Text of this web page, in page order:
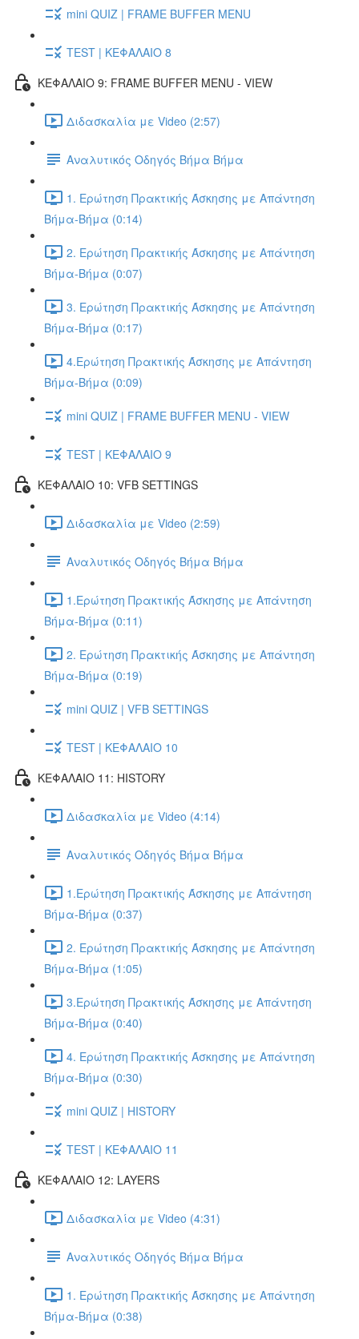
mini QUIZ | FRAME BUFFER MENU
TEST | ΚΕΦΑΛΑΙΟ 8
ΚΕΦΑΛΑΙΟ 9: FRAME BUFFER MENU - VIEW
Διδασκαλία με Video (2:57)
Αναλυτικός Οδηγός Βήμα Βήμα
1. Ερώτηση Πρακτικής Άσκησης με Απάντηση
Βήμα-Βήμα (0:14)
2. Ερώτηση Πρακτικής Άσκησης με Απάντηση
Βήμα-Βήμα (0:07)
3. Ερώτηση Πρακτικής Άσκησης με Απάντηση
Βήμα-Βήμα (0:17)
4.Ερώτηση Πρακτικής Άσκησης με Απάντηση
Βήμα-Βήμα (0:09)
mini QUIZ | FRAME BUFFER MENU - VIEW
TEST | ΚΕΦΑΛΑΙΟ 9
ΚΕΦΑΛΑΙΟ 10: VFB SETTINGS
Διδασκαλία με Video (2:59)
Αναλυτικός Οδηγός Βήμα Βήμα
1.Ερώτηση Πρακτικής Άσκησης με Απάντηση
Βήμα-Βήμα (0:11)
2. Ερώτηση Πρακτικής Άσκησης με Απάντηση
Βήμα-Βήμα (0:19)
mini QUIZ | VFB SETTINGS
TEST | ΚΕΦΑΛΑΙΟ 10
ΚΕΦΑΛΑΙΟ 11: HISTORY
Διδασκαλία με Video (4:14)
Αναλυτικός Οδηγός Βήμα Βήμα
1.Ερώτηση Πρακτικής Άσκησης με Απάντηση
Βήμα-Βήμα (0:37)
2. Ερώτηση Πρακτικής Άσκησης με Απάντηση
Βήμα-Βήμα (1:05)
3.Ερώτηση Πρακτικής Άσκησης με Απάντηση
Βήμα-Βήμα (0:40)
4. Ερώτηση Πρακτικής Άσκησης με Απάντηση
Βήμα-Βήμα (0:30)
mini QUIZ | HISTORY
TEST | ΚΕΦΑΛΑΙΟ 11
ΚΕΦΑΛΑΙΟ 12: LAYERS
Διδασκαλία με Video (4:31)
Αναλυτικός Οδηγός Βήμα Βήμα
1. Ερώτηση Πρακτικής Άσκησης με Απάντηση
Βήμα-Βήμα (0:38)